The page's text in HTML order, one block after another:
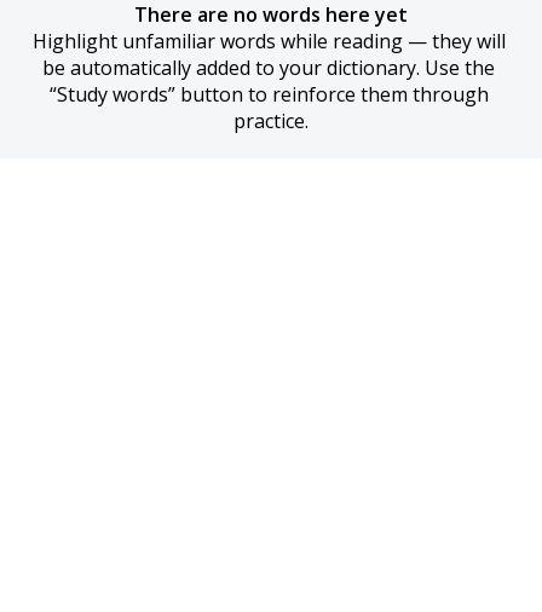
There are no words here yet
Highlight unfamiliar words while reading — they will
be automatically added to your dictionary. Use the
“Study words” button to reinforce them through
practice.